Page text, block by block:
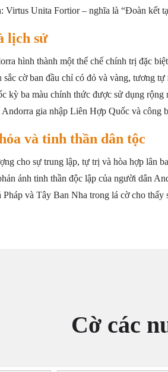
Virtus Unita Fortior – nghĩa là “Đoàn kết
lịch sử
hình thành một thể chế chính trị đặc
cờ ban đầu chỉ có đỏ và vàng, tương
kỳ ba màu chính thức được sử dụng rộng
gia nhập Liên Hợp Quốc và công
và tinh thần dân tộc
cho sự trung lập, tự trị và hòa hợp lân
ánh tinh thần độc lập của người dân
Pháp và Tây Ban Nha trong lá cờ cho
Cờ các